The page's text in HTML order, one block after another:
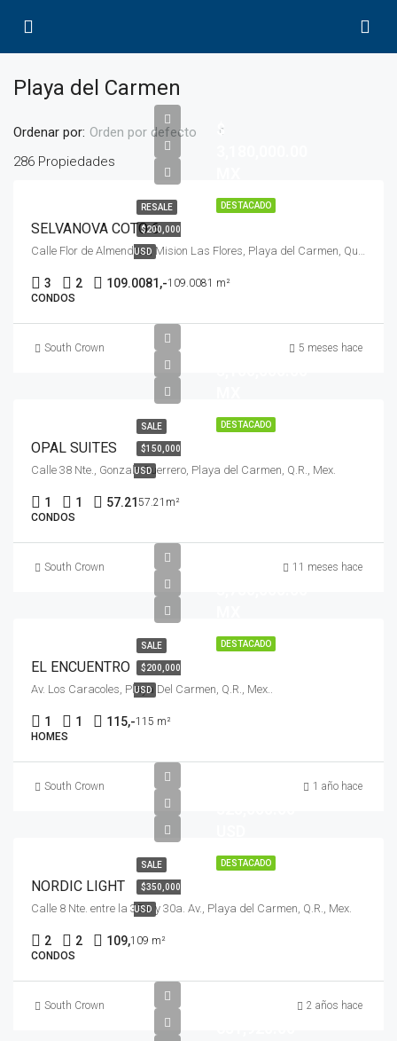
Playa del Carmen
286 Propiedades
Ordenar por: Orden por defecto
DESTACADO
RESALE
$200,000
USD
$
SELVANOVA COTO 6
Calle Flor de Almendros, Mision Las Flores, Playa del Carmen, Quintana Roo, 77723, México
3 2 109.0081,-109.0081 m²
CONDOS
South Crown 5 meses hace
DESTACADO
SALE
$150,000
USD
OPAL SUITES
Calle 38 Nte., Gonzalo Guerrero, Playa del Carmen, Q.R., Mex.
1 1 57.21 57.21m²
CONDOS
South Crown 11 meses hace
DESTACADO
SALE
$200,000
USD
EL ENCUENTRO
Av. Los Caracoles, Playa Del Carmen, Q.R., Mex..
1 1 115,-115 m²
HOMES
South Crown 1 año hace
DESTACADO
SALE
$350,000
USD
NORDIC LIGHT
Calle 8 Nte. entre la 35a. y 30a. Av., Playa del Carmen, Q.R., Mex.
2 2 109,109 m²
CONDOS
South Crown 2 años hace